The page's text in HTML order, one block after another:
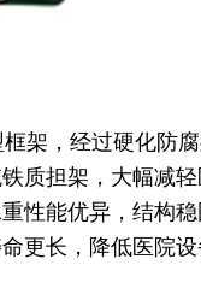
架，经过硬化防腐
质担架，大幅减轻
性能优异，结构
更长，降低医院